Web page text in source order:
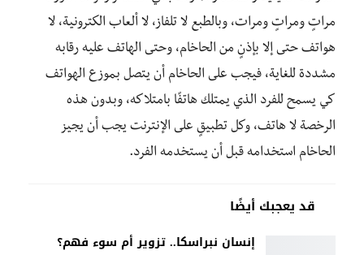
مراتٍ ومراتٍ ومرات، وبالطبع لا تلفاز، لا ألعاب الكترونية، لا
هواتف حتى إلا بإذنٍ من الحاخام، وحتى الهاتف عليه رقابه
مشددة للغاية، فيجب على الحاخام أن يتصل بموزع الهواتف
كي يسمح للفرد الذي يمتلك هاتفًا بامتلاكه، وبدون هذه
الرخصة لا هاتف، وكل تطبيقٍ على الإنترنت يجب أن يجيز
الحاخام استخدامه قبل أن يستخدمه الفرد.
قد يعجبك أيضًا
إنسان نبراسكا.. تزوير أم سوء فهم؟